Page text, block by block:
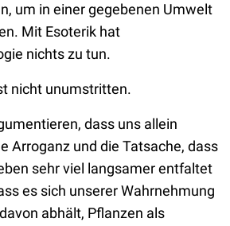
um in einer gegebenen Umwelt
Mit Esoterik hat
nichts zu tun.
nicht unumstritten.
dass uns allein
Arroganz und die Tatsache, dass
sehr viel langsamer entfaltet
es sich unserer Wahrnehmung
abhält, Pflanzen als